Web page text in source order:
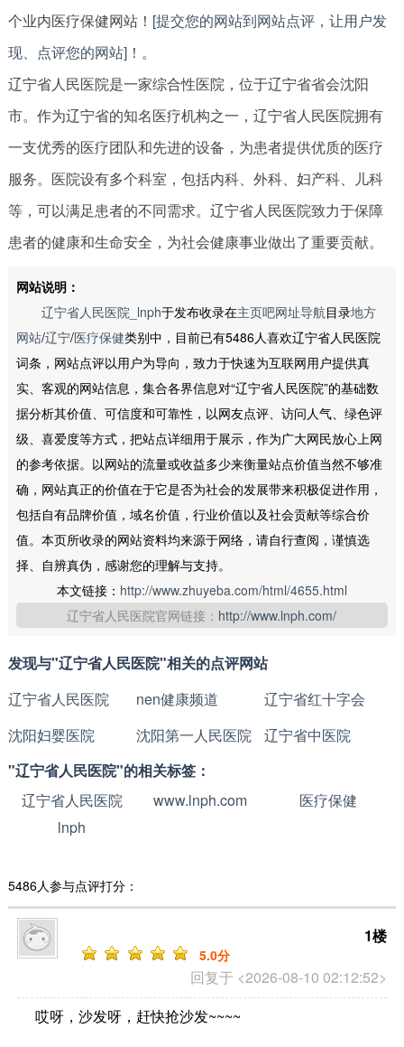
个业内医疗保健网站！ [提交您的网站到网站点评，让用户发
现、点评您的网站]！ 。
辽宁省人民医院是一家综合性医院，位于辽宁省省会沈阳
市。作为辽宁省的知名医疗机构之一，辽宁省人民医院拥有
一支优秀的医疗团队和先进的设备，为患者提供优质的医疗
服务。医院设有多个科室，包括内科、外科、妇产科、儿科
等，可以满足患者的不同需求。辽宁省人民医院致力于保障
患者的健康和生命安全，为社会健康事业做出了重要贡献。
网站说明：
辽宁省人民医院_lnph于发布收录在主页吧网址导航目录地方
网站/辽宁/医疗保健类别中，目前已有5486人喜欢辽宁省人民医院
词条，网站点评以用户为导向，致力于快速为互联网用户提供真
实、客观的网站信息，集合各界信息对“辽宁省人民医院”的基础数
据分析其价值、可信度和可靠性，以网友点评、访问人气、绿色评
级、喜爱度等方式，把站点详细用于展示，作为广大网民放心上网
的参考依据。以网站的流量或收益多少来衡量站点价值当然不够准
确，网站真正的价值在于它是否为社会的发展带来积极促进作用，
包括自有品牌价值，域名价值，行业价值以及社会贡献等综合价
值。本页所收录的网站资料均来源于网络，请自行查阅，谨慎选
择、自辨真伪，感谢您的理解与支持。
本文链接： http://www.zhuyeba.com/html/4655.html
辽宁省人民医院官网链接： http://www.lnph.com/
发现与"辽宁省人民医院"相关的点评网站
辽宁省人民医院
nen健康频道
辽宁省红十字会
沈阳妇婴医院
沈阳第一人民医院
辽宁省中医院
"辽宁省人民医院"的相关标签：
辽宁省人民医院
www.lnph.com
医疗保健
lnph
5486人参与点评打分：
回复于 <2026-08-10 02:12:52>
1楼
5.0分
哎呀，沙发呀，赶快抢沙发~~~~